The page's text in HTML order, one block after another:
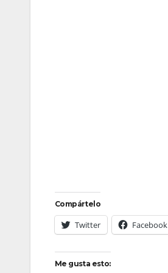
Compártelo
Twitter Facebook
Me gusta esto: